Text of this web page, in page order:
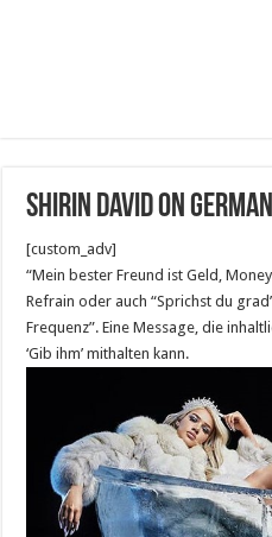
Shirin David on
[custom_adv]
“Mein bester Freund ist Geld,
Refrain oder auch “Sprichst du
Frequenz”. Eine Message, die
‘Gib ihm’ mithalten kann.